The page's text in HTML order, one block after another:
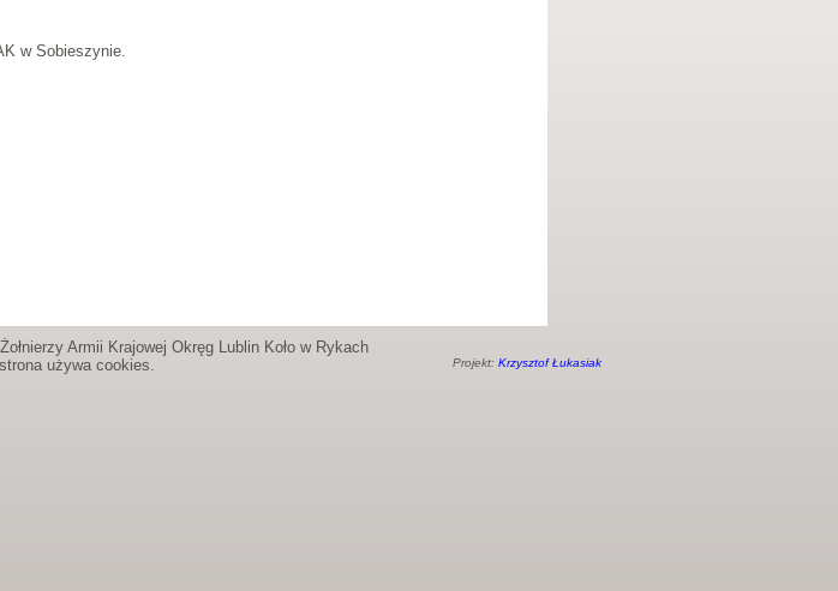
w Sobieszynie.
Armii Krajowej Okręg Lublin Koło w Rykach
używa cookies. Projekt: Krzysztof Łukasiak